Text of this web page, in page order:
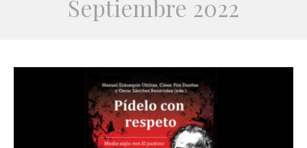
Septiembre 2022